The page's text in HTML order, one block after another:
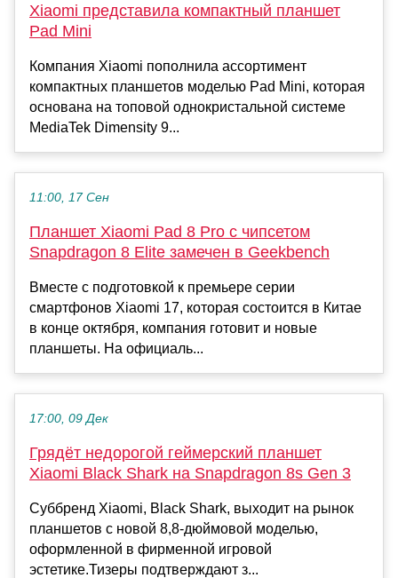
Xiaomi представила компактный планшет
Pad Mini
Компания Xiaomi пополнила ассортимент
компактных планшетов моделью Pad Mini, которая
основана на топовой однокристальной системе
MediaTek Dimensity 9...
11:00, 17 Сен
Планшет Xiaomi Pad 8 Pro с чипсетом
Snapdragon 8 Elite замечен в Geekbench
Вместе с подготовкой к премьере серии
смартфонов Xiaomi 17, которая состоится в Китае
в конце октября, компания готовит и новые
планшеты. На официаль...
17:00, 09 Дек
Грядёт недорогой геймерский планшет
Xiaomi Black Shark на Snapdragon 8s Gen 3
Суббренд Xiaomi, Black Shark, выходит на рынок
планшетов с новой 8,8-дюймовой моделью,
оформленной в фирменной игровой
эстетике.Тизеры подтверждают з...